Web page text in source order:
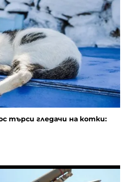
търси гледачи на котки: